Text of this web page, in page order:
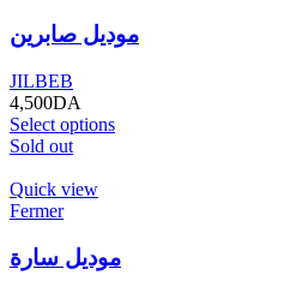
موديل صابرين
JILBEB
4,500DA
Select options
Sold out
Quick view
Fermer
موديل سارة